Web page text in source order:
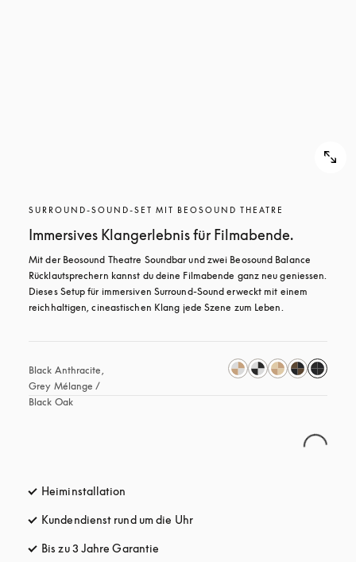
SURROUND-SOUND-SET MIT BEOSOUND THEATRE
Immersives Klangerlebnis für Filmabende.
Mit der Beosound Theatre Soundbar und zwei Beosound Balance
Rücklautsprechern kannst du deine Filmabende ganz neu geniessen.
Dieses Setup für immersiven Surround-Sound erweckt mit einem
reichhaltigen, cineastischen Klang jede Szene zum Leben.
Black Anthracite,
Grey Mélange /
Black Oak
Heiminstallation
Kundendienst rund um die Uhröffnet sich in einem neuen Tab
Bis zu 3 Jahre Garantie